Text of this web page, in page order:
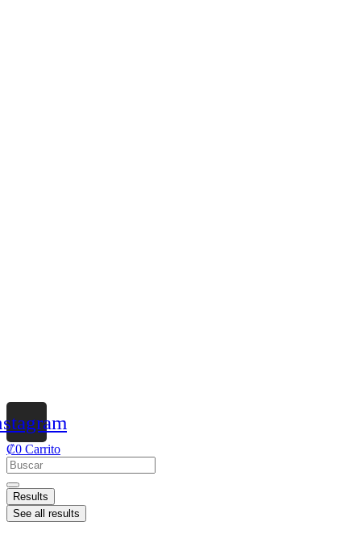
₡0 Carrito
Results
See all results